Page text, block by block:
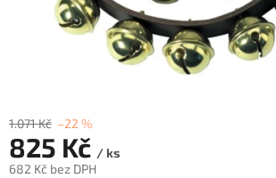
1.071 Kč –22 %
825 Kč / ks
682 Kč bez DPH